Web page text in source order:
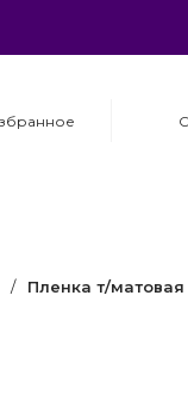
/ Пленка т/